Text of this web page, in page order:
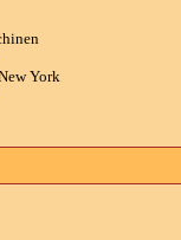
York